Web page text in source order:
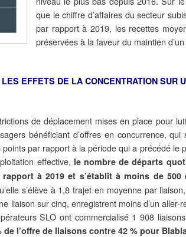
que le chiffre d’affaires du secteur
par rapport à 2019, les recettes
préservées à la faveur du maintien
EFFETS DE LA CONCENTRATION SUR
de déplacement mises en place pour
bénéficiant d’offres en concurrence, qui
par rapport à la période qui a précédé le
effective, le nombre de départs
à 2019 et s’établit à moins de 500
s’élève à 1,8 trajet en moyenne par
liaison sur cinq, enregistrent moins d’un aller-
SLO ont commercialisé 1 908
de l’offre de liaisons contre 42 % pour